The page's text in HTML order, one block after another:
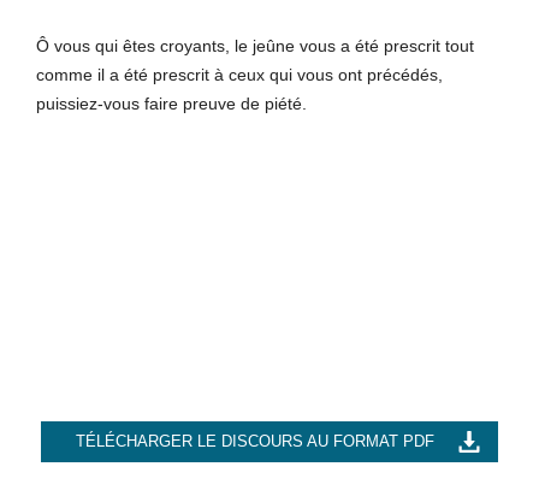
Ô vous qui êtes croyants, le jeûne vous a été prescrit tout
comme il a été prescrit à ceux qui vous ont précédés,
puissiez-vous faire preuve de piété.
TÉLÉCHARGER LE DISCOURS AU FORMAT PDF